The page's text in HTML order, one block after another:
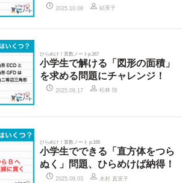
2025.10.08 結実子
ひらめけ！算数ノートp.167
小学生で解ける「図形の面積」
を求める問題にチャレンジ！
2025.09.17 松林 陸
ひらめけ！算数ノート p.166
小学生でできる「直方体をつら
ぬく」問題、ひらめけば納得！
2025.09.03 木村 真実子